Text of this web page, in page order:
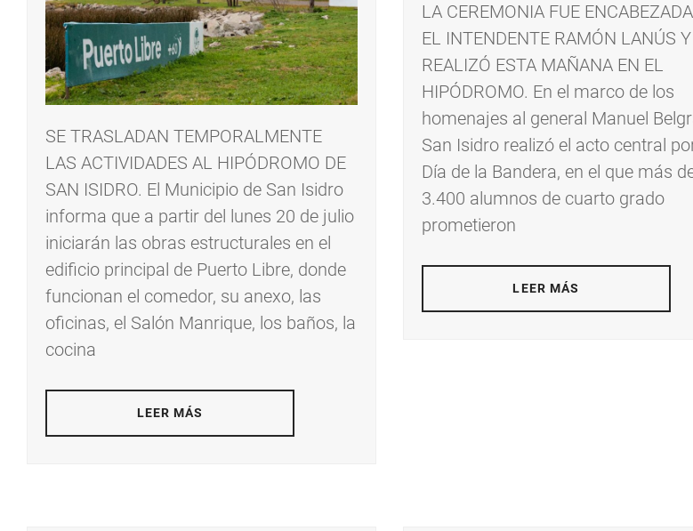
SE TRASLADAN TEMPORALMENTE
LAS ACTIVIDADES AL HIPÓDROMO DE
SAN ISIDRO. El Municipio de San Isidro
informa que a partir del lunes 20 de julio
iniciarán las obras estructurales en el
edificio principal de Puerto Libre, donde
funcionan el comedor, su anexo, las
oficinas, el Salón Manrique, los baños, la
cocina
LEER MÁS
LA CEREMONIA FUE
EL INTENDENTE RAMÓN LANÚS
REALIZÓ ESTA MAÑANA EN EL
HIPÓDROMO. En el marco de los
homenajes al general Manuel
San Isidro realizó el acto central
Día de la Bandera, en el que más
3.400 alumnos de cuarto grado
prometieron
LEER MÁS